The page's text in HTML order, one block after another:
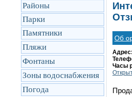
Районы
Парки
Памятники
Пляжи
Фонтаны
Зоны водоснабжения
Погода
Об
Адрес:
Часы